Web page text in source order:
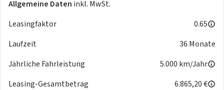
Heckspoiler
Heckspoiler schwarz glänzend
ISOFIX-Aufnahmen für Kindersitz
KLIMAAUTOMATIK
Kombiinstrument mit Matrix-Display
Kopf-Airbag-System
Allgemeine Daten inkl. MwSt.
Leasingfaktor
0.65
Laufzeit
36 Monate
Jährliche Fahrleistung
5.000 km/Jahr
Leasing-Gesamtbetrag
6.865,20 €